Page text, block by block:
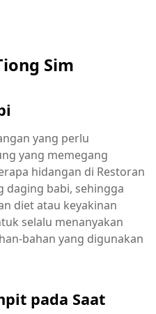
Sim
yang perlu
yang memegang
hidangan di Restoran
daging babi, sehingga
diet atau keyakinan
selalu menanyakan
bahan yang digunakan
pada Saat